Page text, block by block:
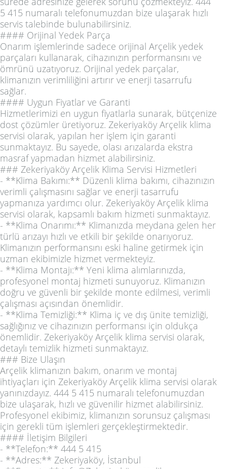
5 415 numaralı telefonumuzdan bize ulaşarak hızlı
servis talebinde bulunabilirsiniz.
#### Orijinal Yedek Parça
Onarım işlemlerinde sadece orijinal Arçelik yedek
parçaları kullanarak, cihazınızın performansını ve
ömrünü uzatıyoruz. Orijinal yedek parçalar,
klimanızın verimliliğini artırır ve enerji tasarrufu
sağlar.
#### Uygun Fiyatlar ve Garanti
Hizmetlerimizi en uygun fiyatlarla sunarak, bütçenize
dost çözümler üretiyoruz. Zekeriyaköy Arçelik klima
servisi olarak, yapılan her işlem için garanti
sunmaktayız. Bu sayede, olası arızalarda ekstra
masraf yapmadan hizmet alabilirsiniz.
### Zekeriyaköy Arçelik Klima Servisi Hizmetleri
- **Klima Bakımı:** Düzenli klima bakımı, cihazınızın
verimli çalışmasını sağlar ve enerji tasarrufu
yapmanıza yardımcı olur. Zekeriyaköy Arçelik klima
servisi olarak, kapsamlı bakım hizmeti sunmaktayız.
- **Klima Onarımı:** Klimanızda meydana gelen her
türlü arızayı hızlı ve etkili bir şekilde onarıyoruz.
Klimanızın performansını eski haline getirmek için
uzman ekibimizle hizmet vermekteyiz.
- **Klima Montajı:** Yeni klima alımlarınızda,
profesyonel montaj hizmeti sunuyoruz. Klimanızın
doğru ve güvenli bir şekilde monte edilmesi, verimli
çalışması açısından önemlidir.
- **Klima Temizliği:** Klima iç ve dış ünite temizliği,
sağlığınız ve cihazınızın performansı için oldukça
önemlidir. Zekeriyaköy Arçelik klima servisi olarak,
detaylı temizlik hizmeti sunmaktayız.
### Bize Ulaşın
Arçelik klimanızın bakım, onarım ve montaj
ihtiyaçları için Zekeriyaköy Arçelik klima servisi olarak
yanınızdayız. 444 5 415 numaralı telefonumuzdan
bize ulaşarak, hızlı ve güvenilir hizmet alabilirsiniz.
Profesyonel ekibimiz, klimanızın sorunsuz çalışması
için gerekli tüm işlemleri gerçekleştirmektedir.
#### İletişim Bilgileri
- **Telefon:** 444 5 415
- **Adres:** Zekeriyaköy, İstanbul